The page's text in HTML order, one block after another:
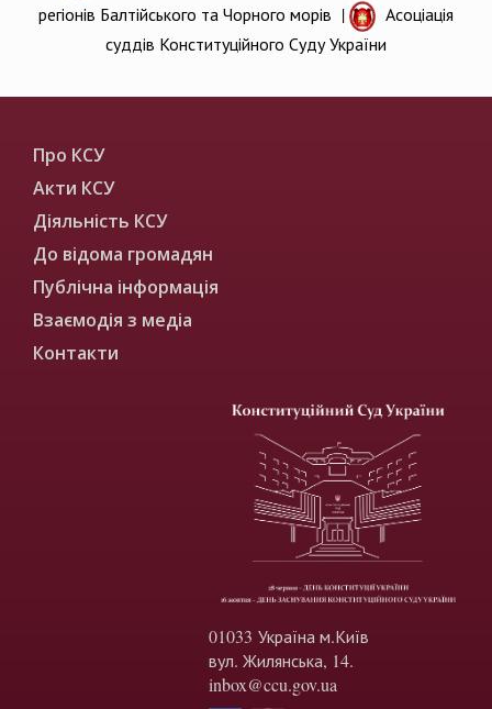
регіонів Балтійського та Чорного морів |
Асоціація
суддів Конституційного Суду України
Про КСУ
Акти КСУ
Діяльність КСУ
До відома громадян
Публічна інформація
Взаємодія з медіа
Контакти
01033 Україна м.Київ
вул. Жилянська, 14.
inbox@ccu.gov.ua